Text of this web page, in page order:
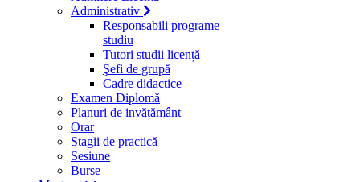
Administrativ
Responsabili programe
studiu
Tutori studii licență
Şefi de grupă
Cadre didactice
Examen Diplomă
Planuri de invățământ
Orar
Stagii de practică
Sesiune
Burse